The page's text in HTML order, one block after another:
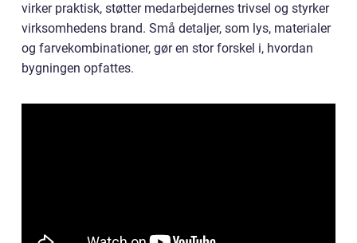
virker praktisk, støtter medarbejdernes trivsel og styrker
virksomhedens brand. Små detaljer, som lys, materialer
og farvekombinationer, gør en stor forskel i, hvordan
bygningen opfattes.